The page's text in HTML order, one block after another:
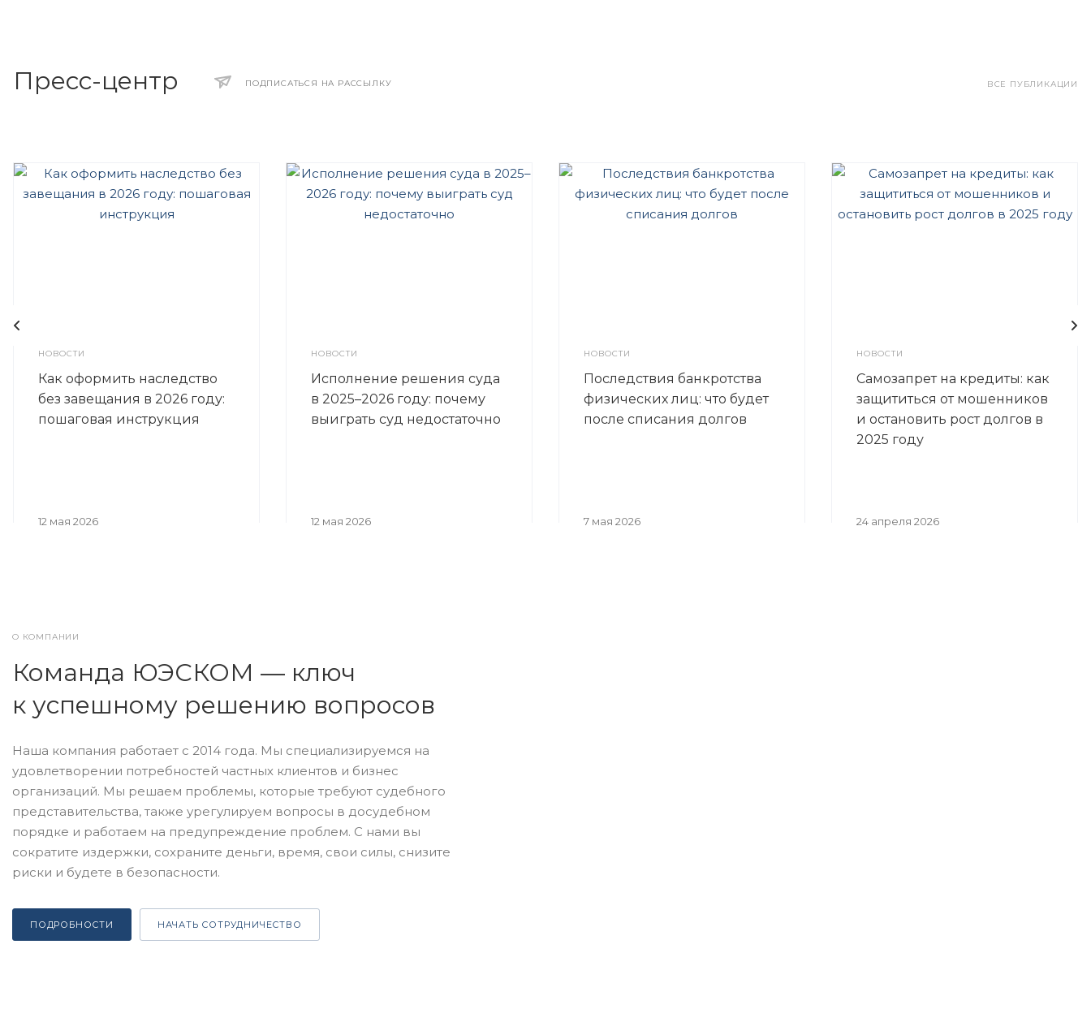
ВСЕ ПУБЛИКАЦИИ
Пресс-центр ПОДПИСАТЬСЯ НА РАССЫЛКУ
НОВОСТИ
Как оформить наследство
без завещания в 2026 году:
пошаговая инструкция
12 мая 2026
НОВОСТИ
Исполнение решения суда
в 2025–2026 году: почему
выиграть суд недостаточно
12 мая 2026
НОВОСТИ
Последствия банкротства
физических лиц: что будет
после списания долгов
7 мая 2026
НОВОСТИ
Самозапрет на кредиты: как
защититься от мошенников
и остановить рост долгов в
2025 году
24 апреля 2026
О КОМПАНИИ
Команда ЮЭСКОМ — ключ
к успешному решению вопросов
Наша компания работает с 2014 года. Мы специализируемся на
удовлетворении потребностей частных клиентов и бизнес
организаций. Мы решаем проблемы, которые требуют судебного
представительства, также урегулируем вопросы в досудебном
порядке и работаем на предупреждение проблем. С нами вы
сократите издержки, сохраните деньги, время, свои силы, снизите
риски и будете в безопасности.
ПОДРОБНОСТИ НАЧАТЬ СОТРУДНИЧЕСТВО